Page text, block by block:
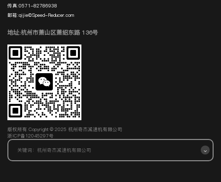
传真:0571-82786938
邮箱:qijie@Speed-Reducer.com
地址:杭州市萧山区萧绍东路 136号
版权所有 Copyright © 2025 杭州奇杰减速机有限公司
浙ICP备12045297号